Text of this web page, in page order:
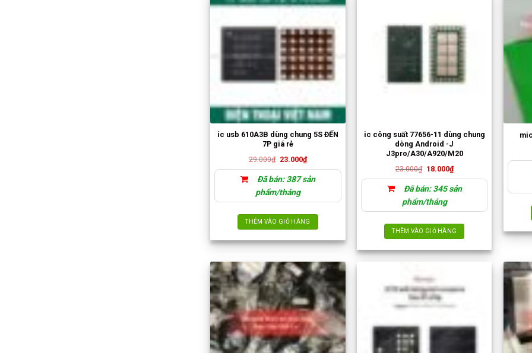
ic usb 610A3B dùng chung 5S ĐẾN
7P giá rẻ
29.000₫ Giá
29.000₫.
23.000₫Giá
hiện
tại
là:
Đã bán: 387 sản
phẩm/tháng
THÊM VÀO GIỎ HÀNG
ic công suất 77656-11 dùng chung
dòng Android -J
J3pro/A30/A920/M20
23.000₫ Giá
23.000₫.
18.000₫Giá
hiện
tại
là:
Đã bán: 345 sản
phẩm/tháng
THÊM VÀO GIỎ HÀNG